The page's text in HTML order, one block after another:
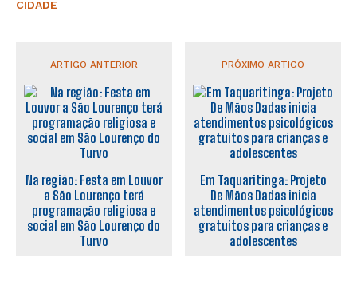
CIDADE
ARTIGO ANTERIOR
Na região: Festa em Louvor
a São Lourenço terá
programação religiosa e
social em São Lourenço do
Turvo
PRÓXIMO ARTIGO
Em Taquaritinga: Projeto
De Mãos Dadas inicia
atendimentos psicológicos
gratuitos para crianças e
adolescentes